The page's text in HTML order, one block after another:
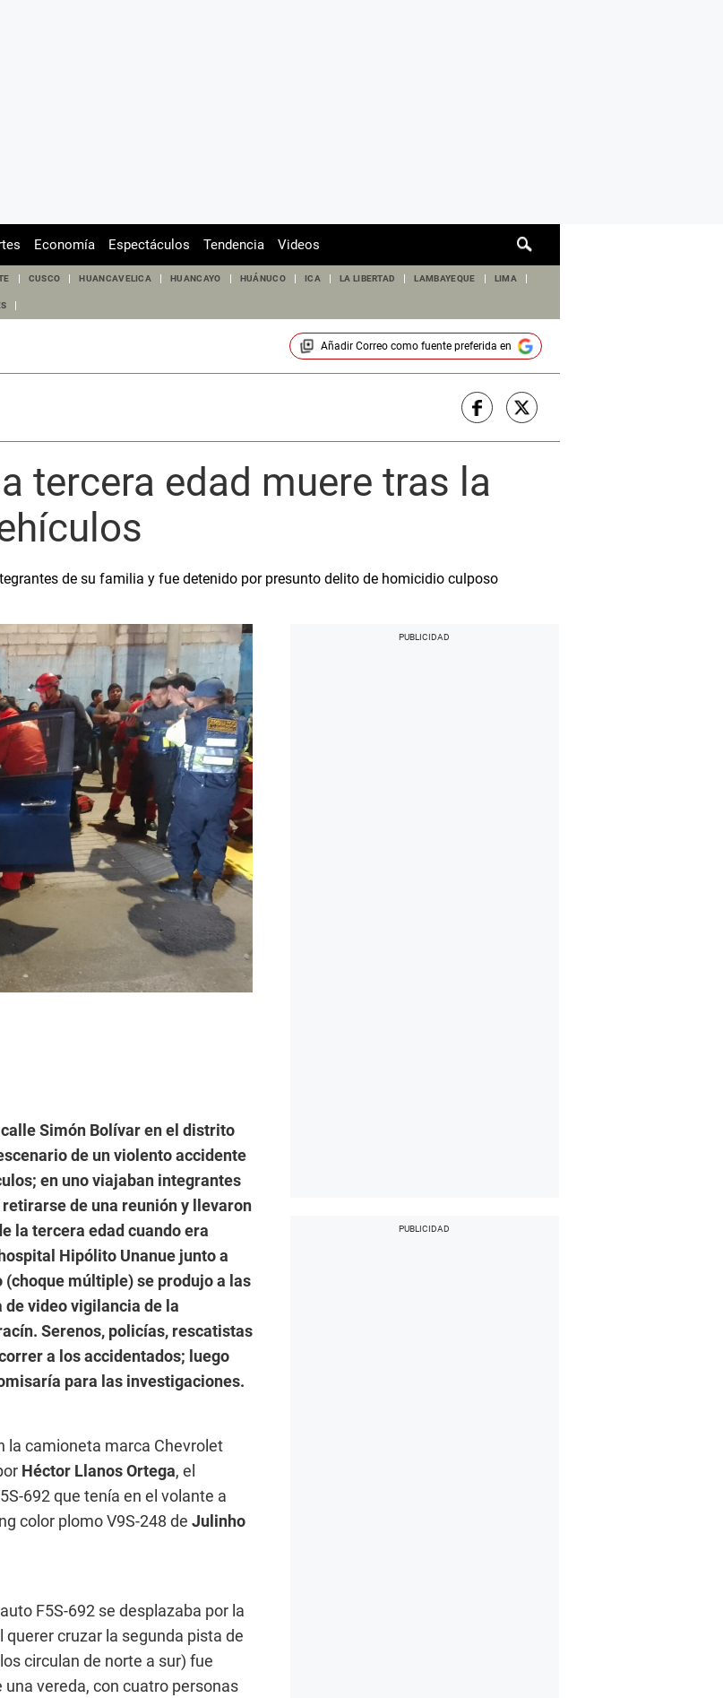
de
Economía Espectáculos Tendencia Videos
CUSCO HUANCAVELICA HUANCAYO HUÁNUCO ICA LA LIBERTAD LAMBAYEQUE LIMA
Añadir Correocomo fuente preferida en
tercera edad muere tras la
de su familia y fue detenido por presunto delito de homicidio culposo
Simón Bolívar en el distrito
de un violento accidente
en uno viajaban integrantes
de una reunión y llevaron
la tercera edad cuando era
Hipólito Unanue junto a
múltiple) se produjo a las
de video vigilancia de la
Serenos, policías, rescatistas
a los accidentados; luego
para las investigaciones.
la camioneta marca Chevrolet
Héctor Llanos Ortega, el
692 que tenía en el volante a
color plomo V9S-248 de Julinho
F5S-692 se desplazaba por la
cruzar la segunda pista de
circulan de norte a sur) fue
vereda, con cuatro personas